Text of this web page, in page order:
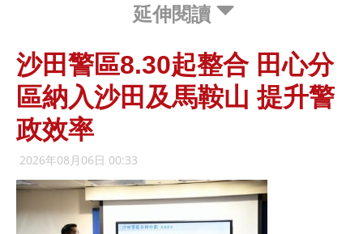
延伸閱讀
沙田警區8.30起整合 田心分
區納入沙田及馬鞍山 提升警
政效率
2026年08月06日 00:33